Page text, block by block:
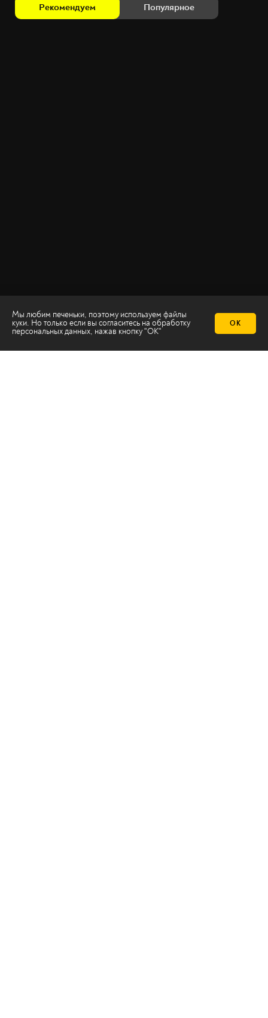
Рекомендуем Популярное
Мы любим печеньки, поэтому используем файлы
куки. Но только если вы согласитесь на обработку
персональных данных, нажав кнопку "ОК"
ОК